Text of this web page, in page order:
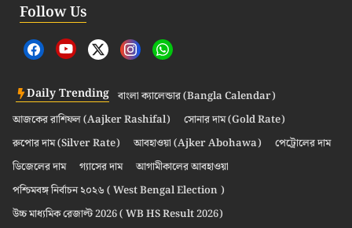
Follow Us
Daily Trending বাংলা ক্যালেন্ডার (Bangla Calendar)
আজকের রাশিফল (Aajker Rashifal)
সোনার দাম (Gold Rate)
রুপোর দাম (Silver Rate)
আবহাওয়া (Ajker Abohawa)
পেট্রোলের দাম
ডিজেলের দাম
গ্যাসের দাম
আগামীকালের আবহাওয়া
পশ্চিমবঙ্গ নির্বাচন ২০২৬ ( West Bengal Election )
উচ্চ মাধ্যমিক রেজাল্ট 2026 ( WB HS Result 2026)